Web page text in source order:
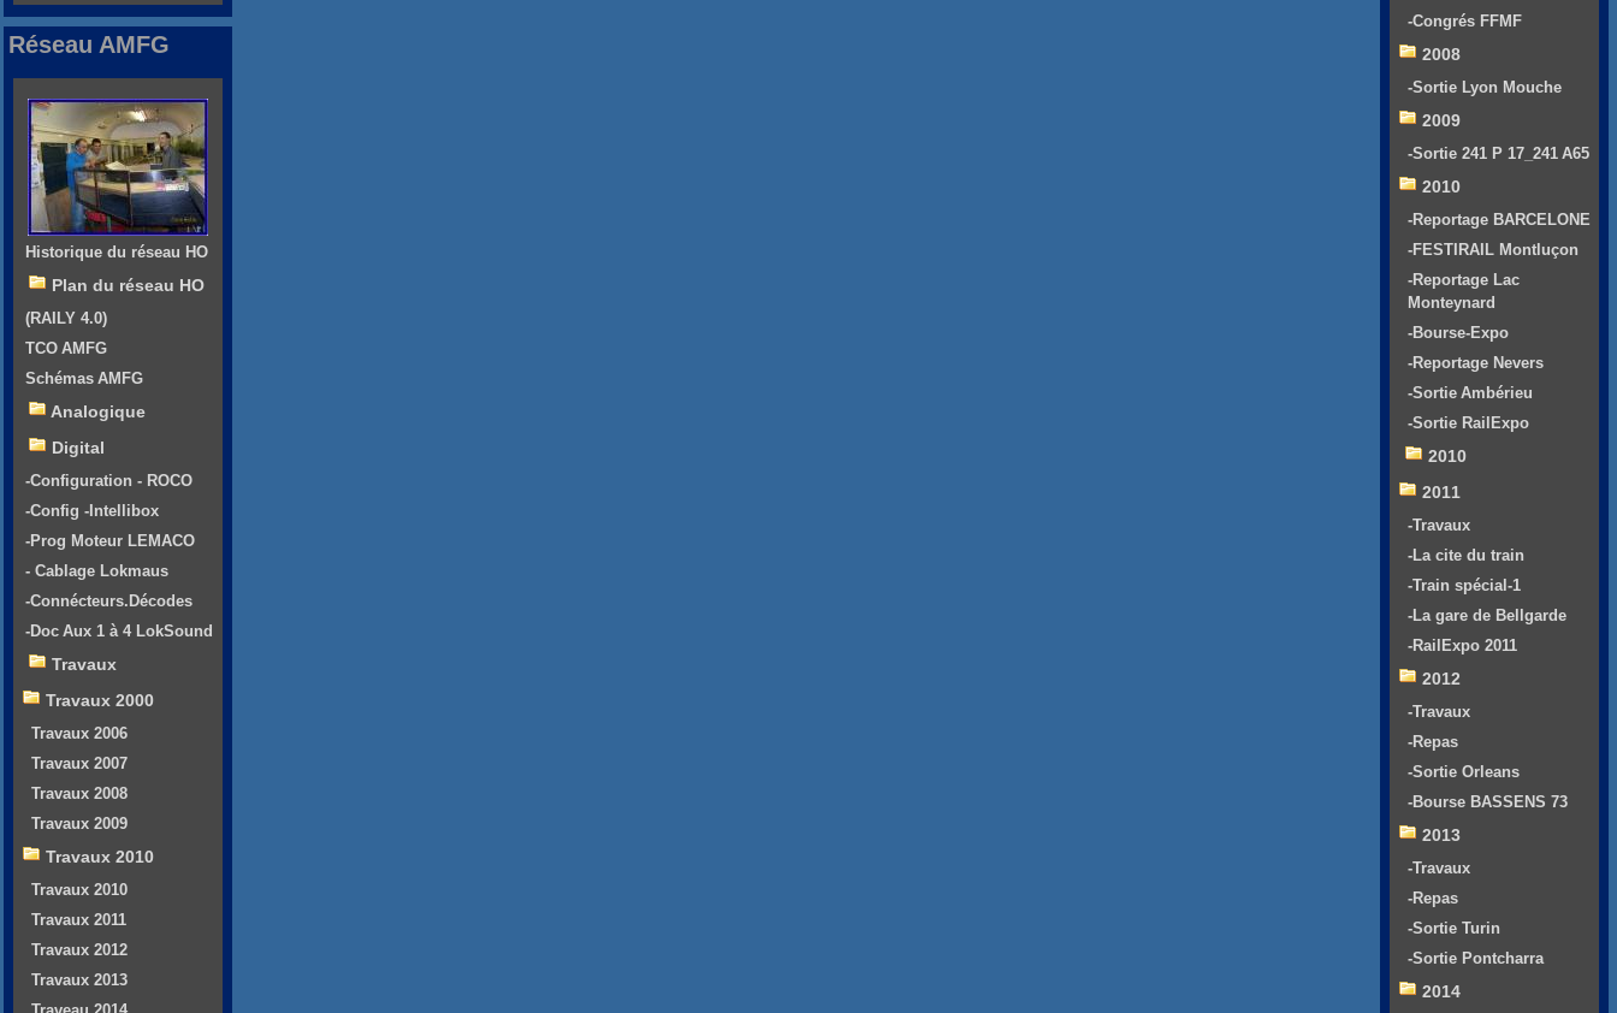
Réseau AMFG
Historique du réseau HO
Plan du réseau HO
(RAILY 4.0)
TCO AMFG
Schémas AMFG
Analogique
Digital
-Configuration - ROCO
-Config -Intellibox
-Prog Moteur LEMACO
- Cablage Lokmaus
-Connécteurs.Décodes
-Doc Aux 1 à 4 LokSound
Travaux
Travaux 2000
Travaux 2006
Travaux 2007
Travaux 2008
Travaux 2009
Travaux 2010
Travaux 2010
Travaux 2011
Travaux 2012
Travaux 2013
-Congrés FFMF
2008
-Sortie Lyon Mouche
2009
-Sortie 241 P 17_241 A65
2010
-Reportage BARCELONE
-FESTIRAIL Montluçon
-Reportage Lac
Monteynard
-Bourse-Expo
-Reportage Nevers
-Sortie Ambérieu
-Sortie RailExpo
2010
2011
-Travaux
-La cite du train
-Train spécial-1
-La gare de Bellgarde
-RailExpo 2011
2012
-Travaux
-Repas
-Sortie Orleans
-Bourse BASSENS 73
2013
-Travaux
-Repas
-Sortie Turin
-Sortie Pontcharra
2014